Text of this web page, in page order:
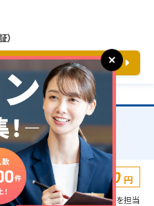
求人詳細を見る
事・宿舎の準備可能
日：2027/04/01
100,000 円
のお仕事です。一般事務業務を担当